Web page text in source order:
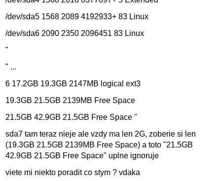
/dev/sda5 1568 2089 4192933+ 83 Linux
/dev/sda6 2090 2350 2096451 83 Linux
"
" ...
6 17.2GB 19.3GB 2147MB logical ext3
19.3GB 21.5GB 2139MB Free Space
21.5GB 42.9GB 21.5GB Free Space "
sda7 tam teraz nieje ale vzdy ma len 2G, zoberie si len
(19.3GB 21.5GB 2139MB Free Space) a toto "21.5GB
42.9GB 21.5GB Free Space" uplne ignoruje
viete mi niekto poradit co stym ? vdaka